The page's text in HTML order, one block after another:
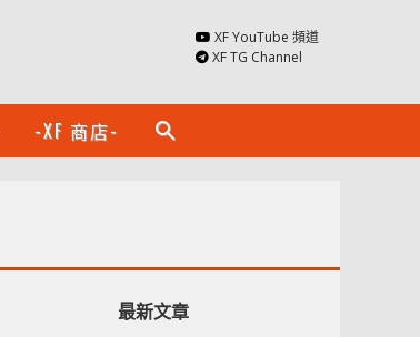
XF YouTube 頻道
XF TG Channel
-XF 商店- search
最新文章